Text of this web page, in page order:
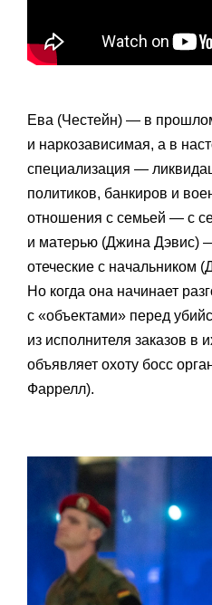
Ева (Честейн) — в
и наркозависимая, а в
специализация —
политиков, банкиров и
отношения с семьей — с
и матерью (Джина Дэвис)
отеческие с начальником
Но когда она начинает
с «объектами» перед
из исполнителя заказов в
объявляет охоту босс
Фаррелл).